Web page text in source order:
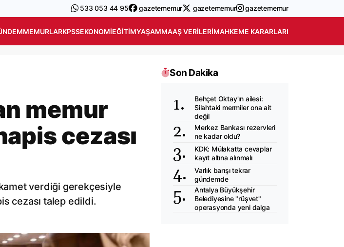
533 053 44 95 gazetememur gazetememur gazetememur
MEMURLARKPSSEKONOMIEĞITIMYAŞAMMAAŞ VERILERIMAHKEME KARARLARI
memur
cezası
verdiği gerekçesiyle
cezası talep edildi.
Son Dakika
Behçet Oktay'ın ailesi:
Silahtaki mermiler ona ait
değil
Merkez Bankası rezervleri
ne kadar oldu?
KDK: Mülakatta cevaplar
kayıt altına alınmalı
Varlık barışı tekrar
gündemde
Antalya Büyükşehir
Belediyesine "rüşvet"
operasyonda yeni dalga